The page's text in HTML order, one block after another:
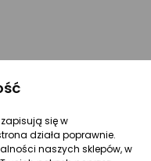
się w
działa poprawnie.
naszych sklepów, w